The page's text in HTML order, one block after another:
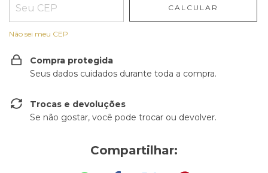
CALCULAR
Não sei meu CEP
Compra protegida
Seus dados cuidados durante toda a compra.
Trocas e devoluções
Se não gostar, você pode trocar ou devolver.
Compartilhar: